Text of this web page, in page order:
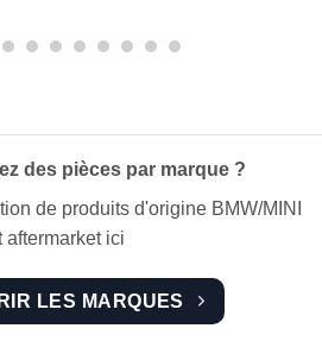
des pièces par marque ?
de produits d'origine BMW/MINI
aftermarket ici
LES MARQUES